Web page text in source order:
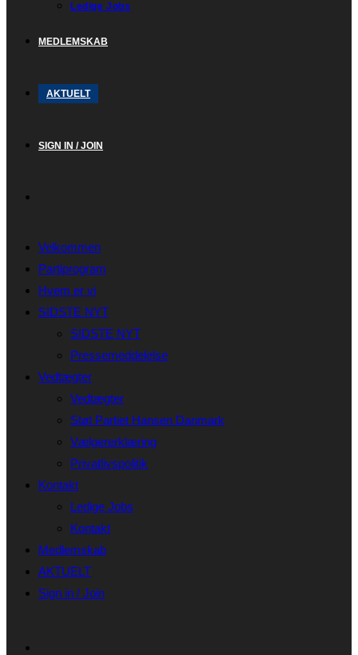
Ledige Jobs
MEDLEMSKAB
AKTUELT
SIGN IN / JOIN
Velkommen
Partiprogram
Hvem er vi
SIDSTE NYT
SIDSTE NYT
Pressemeddelelse
Vedtægter
Vedtægter
Støt Partiet Hansen Danmark
Vælgererklæring
Privatlivspolitik
Kontakt
Ledige Jobs
Kontakt
Medlemskab
AKTUELT
Sign in / Join